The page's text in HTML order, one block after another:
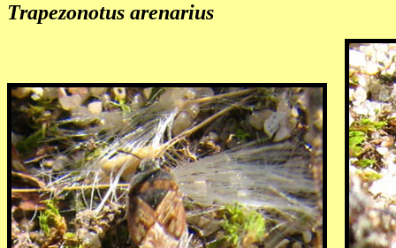
Trapezonotus arenarius